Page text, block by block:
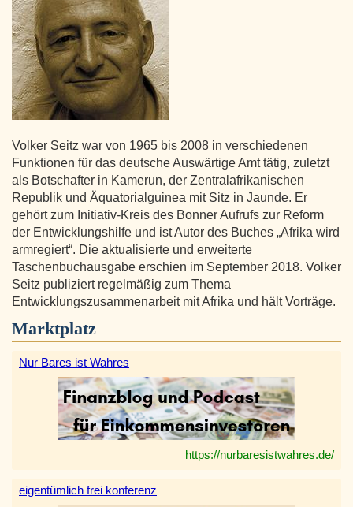
Volker Seitz war von 1965 bis 2008 in verschiedenen
Funktionen für das deutsche Auswärtige Amt tätig, zuletzt
als Botschafter in Kamerun, der Zentralafrikanischen
Republik und Äquatorialguinea mit Sitz in Jaunde. Er
gehört zum Initiativ-Kreis des Bonner Aufrufs zur Reform
der Entwicklungshilfe und ist Autor des Buches „Afrika wird
armregiert“. Die aktualisierte und erweiterte
Taschenbuchausgabe erschien im September 2018. Volker
Seitz publiziert regelmäßig zum Thema
Entwicklungszusammenarbeit mit Afrika und hält Vorträge.
Marktplatz
Nur Bares ist Wahres
https://nurbaresistwahres.de/
eigentümlich frei konferenz